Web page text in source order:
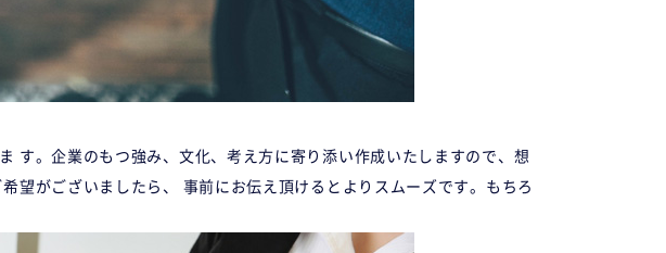
す。企業のもつ強み、文化、考え方に寄り添い作成いたしますので、想
望がございましたら、 事前にお伝え頂けるとよりスムーズです。もちろ